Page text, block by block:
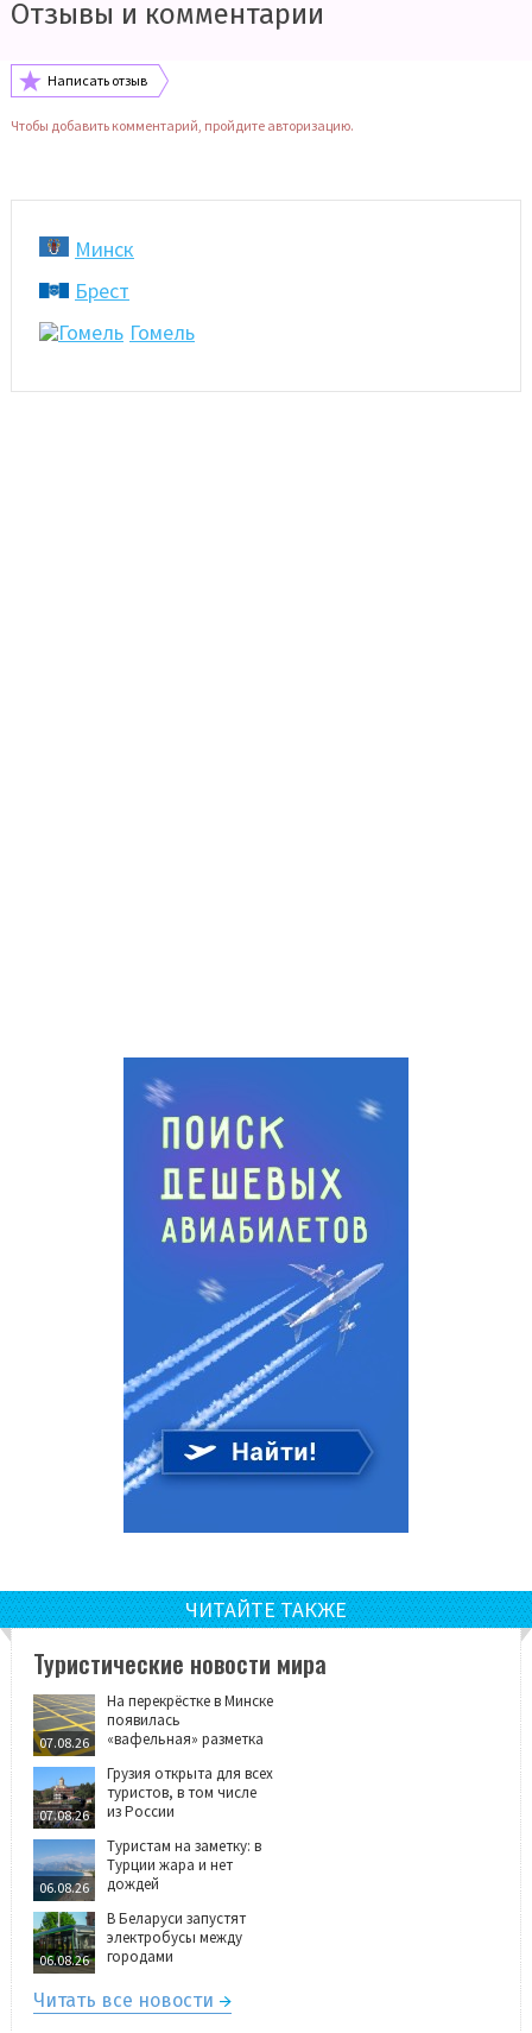
Отзывы и комментарии
Написать отзыв
Чтобы добавить комментарий, пройдите авторизацию.
Минск
Брест
Гомель
ЧИТАЙТЕ ТАКЖЕ
Туристические новости мира
07.08.26
На перекрёстке в Минске
появилась
«вафельная» разметка
07.08.26
Грузия открыта для всех
туристов, в том числе
из России
06.08.26
Туристам на заметку: в
Турции жара и нет
дождей
06.08.26
В Беларуси запустят
электробусы между
городами
Читать все новости